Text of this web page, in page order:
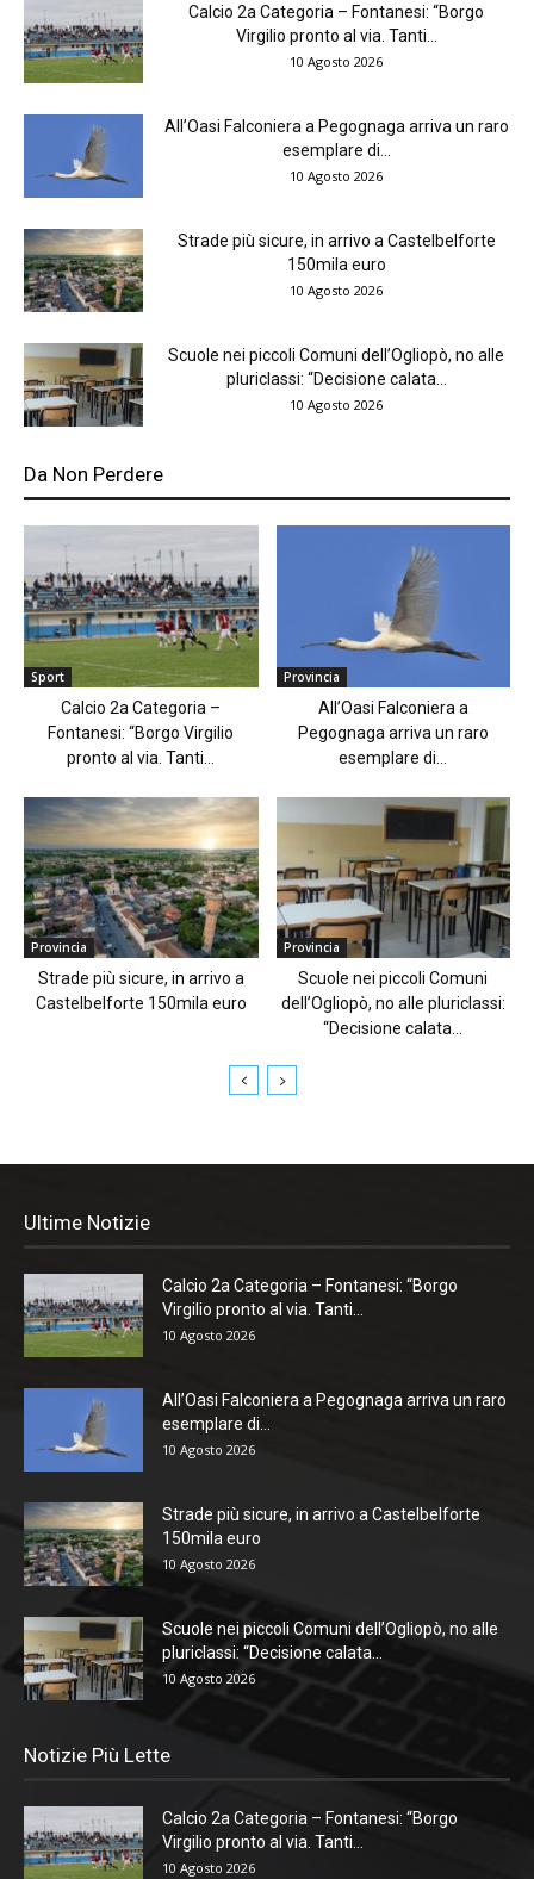
Calcio 2a Categoria – Fontanesi: “Borgo
Virgilio pronto al via. Tanti...
10 Agosto 2026
All’Oasi Falconiera a Pegognaga arriva un raro
esemplare di...
10 Agosto 2026
Strade più sicure, in arrivo a Castelbelforte
150mila euro
10 Agosto 2026
Scuole nei piccoli Comuni dell’Ogliopò, no alle
pluriclassi: “Decisione calata...
10 Agosto 2026
Da Non Perdere
Sport
Calcio 2a Categoria –
Fontanesi: “Borgo Virgilio
pronto al via. Tanti...
Provincia
All’Oasi Falconiera a
Pegognaga arriva un raro
esemplare di...
Provincia
Strade più sicure, in arrivo a
Castelbelforte 150mila euro
Provincia
Scuole nei piccoli Comuni
dell’Ogliopò, no alle pluriclassi:
“Decisione calata...
Ultime Notizie
Calcio 2a Categoria – Fontanesi: “Borgo
Virgilio pronto al via. Tanti...
10 Agosto 2026
All’Oasi Falconiera a Pegognaga arriva un raro
esemplare di...
10 Agosto 2026
Strade più sicure, in arrivo a Castelbelforte
150mila euro
10 Agosto 2026
Scuole nei piccoli Comuni dell’Ogliopò, no alle
pluriclassi: “Decisione calata...
10 Agosto 2026
Notizie Più Lette
Calcio 2a Categoria – Fontanesi: “Borgo
Virgilio pronto al via. Tanti...
10 Agosto 2026